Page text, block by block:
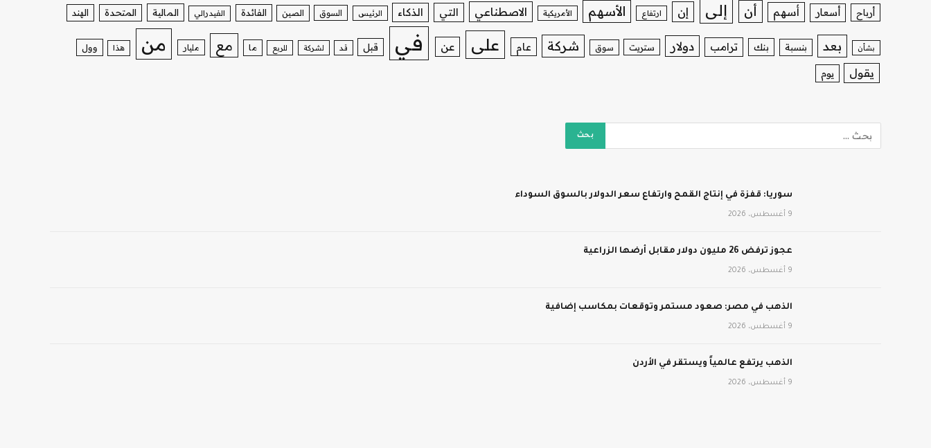
أرباح أسعار أسهم أن إلى إن ارتفاع الأسهم الأمريكية الاصطناعي التي الذكاء الرئيس السوق الصين الفائدة الفيدرالي المالية المتحدة الهند
بشأن بعد بنسبة بنك ترامب دولار ستريت سوق شركة عام على عن في قبل قد لشركة للربع ما مع مليار من هذا وول
يقول يوم
سوريا: قفزة في إنتاج القمح وارتفاع سعر الدولار بالسوق السوداء
9 أغسطس، 2026
عجوز ترفض 26 مليون دولار مقابل أرضها الزراعية
9 أغسطس، 2026
الذهب في مصر: صعود مستمر وتوقعات بمكاسب إضافية
9 أغسطس، 2026
الذهب يرتفع عالمياً ويستقر في الأردن
9 أغسطس، 2026